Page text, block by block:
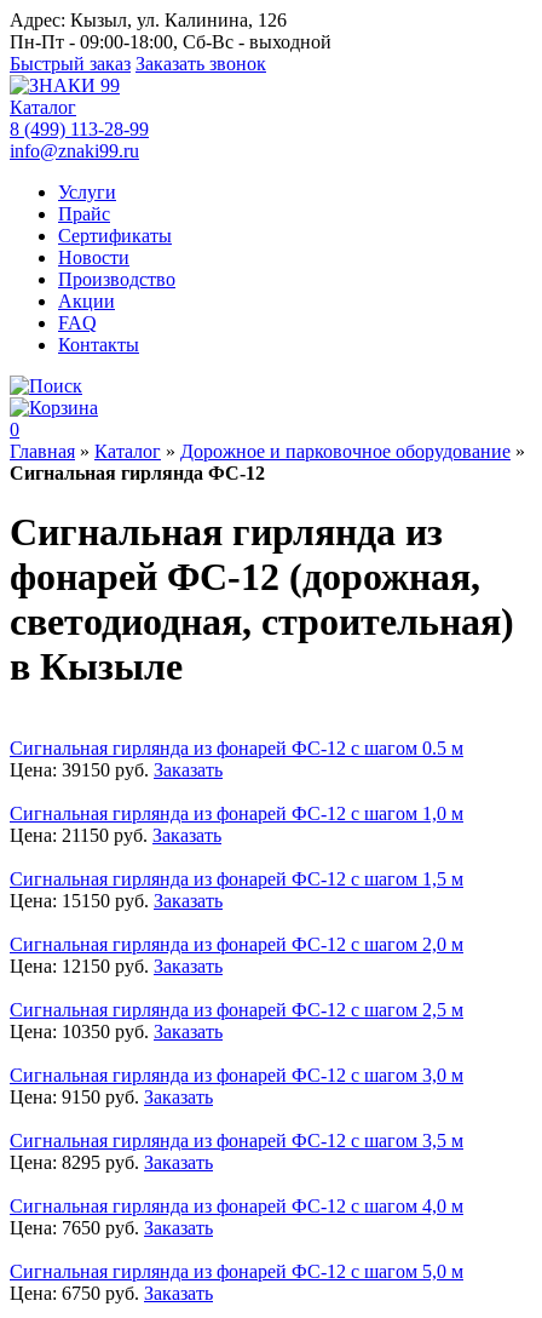
Адрес: Кызыл, ул. Калинина, 126
Пн-Пт - 09:00-18:00, Сб-Вс - выходной
Быстрый заказ Заказать звонок
Каталог
8 (499) 113-28-99
info@znaki99.ru
Услуги
Прайс
Сертификаты
Новости
Производство
Акции
FAQ
Контакты
0
Главная » Каталог » Дорожное и парковочное оборудование »
Сигнальная гирлянда ФС-12
Сигнальная гирлянда из
фонарей ФС-12 (дорожная,
светодиодная, строительная)
в Кызыле
Сигнальная гирлянда из фонарей ФС-12 с шагом 0.5 м
Цена: 39150 руб. Заказать
Сигнальная гирлянда из фонарей ФС-12 с шагом 1,0 м
Цена: 21150 руб. Заказать
Сигнальная гирлянда из фонарей ФС-12 с шагом 1,5 м
Цена: 15150 руб. Заказать
Сигнальная гирлянда из фонарей ФС-12 с шагом 2,0 м
Цена: 12150 руб. Заказать
Сигнальная гирлянда из фонарей ФС-12 с шагом 2,5 м
Цена: 10350 руб. Заказать
Сигнальная гирлянда из фонарей ФС-12 с шагом 3,0 м
Цена: 9150 руб. Заказать
Сигнальная гирлянда из фонарей ФС-12 с шагом 3,5 м
Цена: 8295 руб. Заказать
Сигнальная гирлянда из фонарей ФС-12 с шагом 4,0 м
Цена: 7650 руб. Заказать
Сигнальная гирлянда из фонарей ФС-12 с шагом 5,0 м
Цена: 6750 руб. Заказать